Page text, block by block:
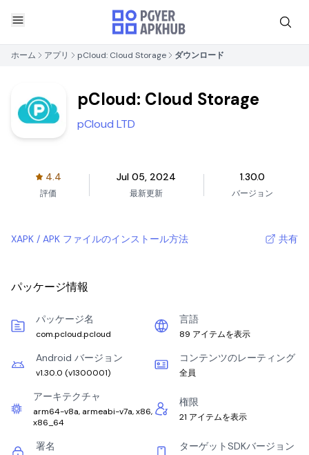
ホーム アプリ pCloud: Cloud Storage ダウンロード
pCloud: Cloud Storage
pCloud LTD
4.4
評価
Jul 05, 2024
最新更新
1.30.0
バージョン
XAPK / APK ファイルのインストール方法 共有
パッケージ情報
パッケージ名
com.pcloud.pcloud
言語
89 アイテムを表示
Android バージョン
v1.30.0 (v1300001)
コンテンツのレーティング
全員
アーキテクチャ
arm64-v8a, armeabi-v7a, x86,
x86_64
権限
21 アイテムを表示
署名 ターゲットSDKバージョン